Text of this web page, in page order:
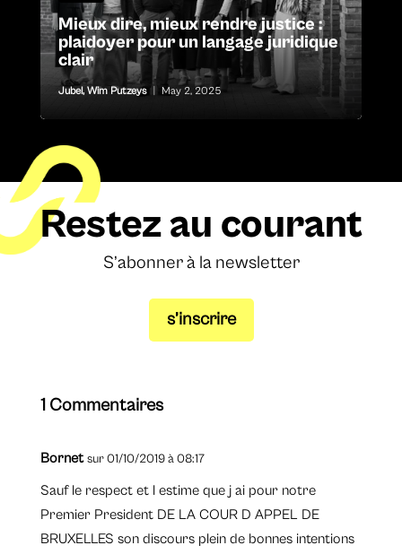
Mieux dire, mieux rendre justice :
plaidoyer pour un langage juridique
clair
Jubel, Wim Putzeys May 2, 2025
Restez au courant
S’abonner à la newsletter
s’inscrire
1 Commentaires
Bornet sur 01/10/2019 à 08:17
Sauf le respect et l estime que j ai pour notre
Premier President DE LA COUR D APPEL DE
BRUXELLES son discours plein de bonnes intentions